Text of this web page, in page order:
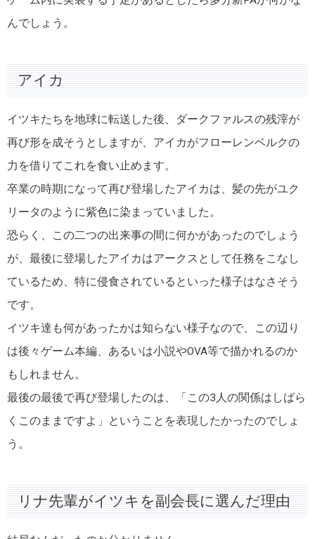
んでしょう。
アイカ
イツキたちを地球に転送した後、ダークファルスの残滓が
再び形を成そうとしますが、アイカがフローレンベルクの
力を借りてこれを食い止めます。
卒業の時期になって再び登場したアイカは、髪の先がユク
リータのように紫色に染まっていました。
恐らく、この二つの出来事の間に何かがあったのでしょう
が、最後に登場したアイカはアークスとして任務をこなし
ているため、特に侵食されているといった様子はなさそう
です。
イツキ達も何があったかは知らない様子なので、この辺り
は後々ゲーム本編、あるいは小説やOVA等で描かれるのか
もしれません。
最後の最後で再び登場したのは、「この3人の関係はしばら
くこのままですよ」ということを表現したかったのでしょ
う。
リナ先輩がイツキを副会長に選んだ理由